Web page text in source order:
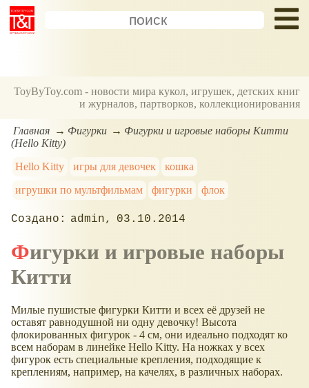
ToyByToy.com - новости мира кукол, игрушек, детских книг
и журналов, партворков, коллекционирования
Главная Фигурки
Фигурки и игровые наборы Китти
(Hello Kitty)
Hello Kitty
игры для девочек
кошка
игрушки по мультфильмам
фигурки флок
admin 03.10.2014
Фигурки и игровые наборы
Китти
Милые пушистые фигурки Китти и всех её друзей не
оставят равнодушной ни одну девочку! Высота
флокированных фигурок - 4 см, они идеально подходят ко
всем наборам в линейке Hello Kitty. На ножках у всех
фигурок есть специальные крепления, подходящие к
креплениям, например, на качелях, в различных наборах.